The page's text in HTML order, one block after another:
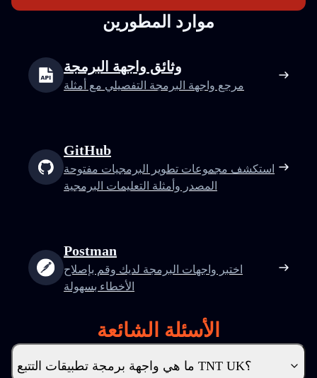
موارد المطورين
وثائق واجهة البرمجة
مرجع واجهة البرمجة التفصيلي مع أمثلة
GitHub
استكشف مجموعات تطوير البرمجيات مفتوحة
المصدر وأمثلة التعليمات البرمجية
Postman
اختبر واجهات البرمجة لديك وقم بإصلاح
الأخطاء بسهولة
الأسئلة الشائعة
ما هي واجهة برمجة تطبيقات التتبع TNT UK؟